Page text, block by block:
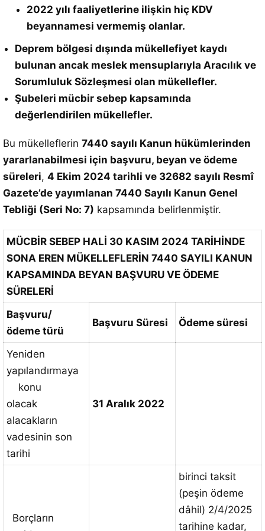
2022 yılı faaliyetlerine ilişkin hiç KDV
beyannamesi vermemiş olanlar.
Deprem bölgesi dışında mükellefiyet kaydı
bulunan ancak meslek mensuplarıyla Aracılık ve
Sorumluluk Sözleşmesi olan mükellefler.
Şubeleri mücbir sebep kapsamında
değerlendirilen mükellefler.
Bu mükelleflerin 7440 sayılı Kanun hükümlerinden
yararlanabilmesi için başvuru, beyan ve ödeme
süreleri, 4 Ekim 2024 tarihli ve 32682 sayılı Resmî
Gazete’de yayımlanan 7440 Sayılı Kanun Genel
Tebliği (Seri No: 7) kapsamında belirlenmiştir.
MÜCBİR SEBEP HALİ 30 KASIM 2024 TARİHİNDE
SONA EREN MÜKELLEFLERİN 7440 SAYILI KANUN
KAPSAMINDA BEYAN BAŞVURU VE ÖDEME
SÜRELERİ
Başvuru/
ödeme türü
Başvuru Süresi Ödeme süresi
Yeniden
yapılandırmaya
konu
olacak
alacakların
vadesinin son
tarihi
31 Aralık 2022
Borçların
birinci taksit
(peşin ödeme
dâhil) 2/4/2025
tarihine kadar,